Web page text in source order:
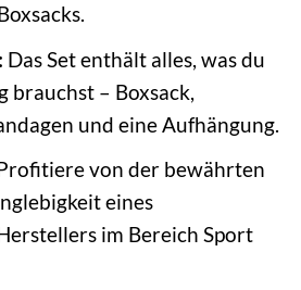
Das Set enthält alles, was du
brauchst – Boxsack,
und eine Aufhängung.
von der bewährten
eines
im Bereich Sport